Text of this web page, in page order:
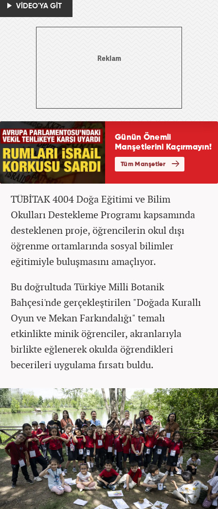
VİDEO'YA GİT
TÜBİTAK 4004 Doğa Eğitimi ve Bilim
Okulları Destekleme Programı kapsamında
desteklenen proje, öğrencilerin okul dışı
öğrenme ortamlarında sosyal bilimler
eğitimiyle buluşmasını amaçlıyor.
Bu doğrultuda Türkiye Milli Botanik
Bahçesi'nde gerçekleştirilen "Doğada Kurallı
Oyun ve Mekan Farkındalığı" temalı
etkinlikte minik öğrenciler, akranlarıyla
birlikte eğlenerek okulda öğrendikleri
becerileri uygulama fırsatı buldu.